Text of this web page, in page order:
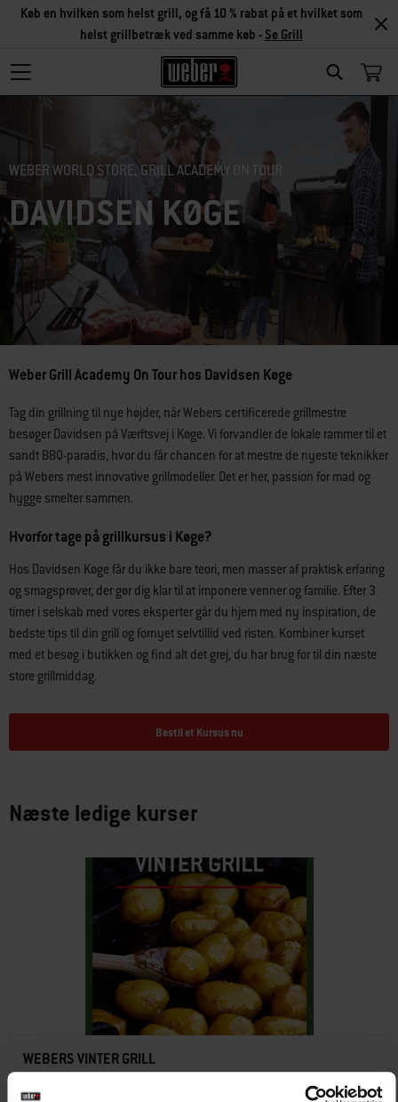
Search
Køb en hvilken som helst grill, og få 10 % rabat på et hvilket som
helst grillbetræk ved samme køb - Se Grill
WEBER WORLD STORE, GRILL ACADEMY ON TOUR
DAVIDSEN KØGE
Weber Grill Academy On Tour hos Davidsen Køge
Tag din grillning til nye højder, når Webers certificerede grillmestre
besøger Davidsen på Værftsvej i Køge. Vi forvandler de lokale rammer til et
sandt BBQ-paradis, hvor du får chancen for at mestre de nyeste teknikker
på Webers mest innovative grillmodeller. Det er her, passion for mad og
hygge smelter sammen.
Hvorfor tage på grillkursus i Køge?
Hos Davidsen Køge får du ikke bare teori, men masser af praktisk erfaring
og smagsprøver, der gør dig klar til at imponere venner og familie. Efter 3
timer i selskab med vores eksperter går du hjem med ny inspiration, de
bedste tips til din grill og fornyet selvtillid ved risten. Kombiner kurset
med et besøg i butikken og find alt det grej, du har brug for til din næste
store grillmiddag.
Bestil et Kursus nu
Næste ledige kurser
WEBERS VINTER GRILL
Teoretisk undervisning i Webers grillmetoder